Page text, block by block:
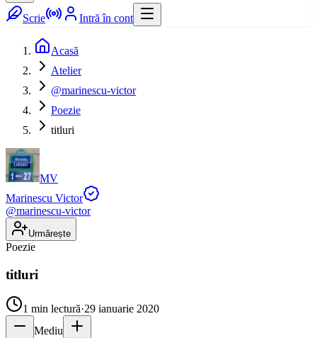
Scrie Intră în cont
Acasă
Atelier
@marinescu-victor
Poezie
titluri
MV
Marinescu Victor
@marinescu-victor
Urmărește
Poezie
titluri
1 min lectură·29 ianuarie 2020
Mediu